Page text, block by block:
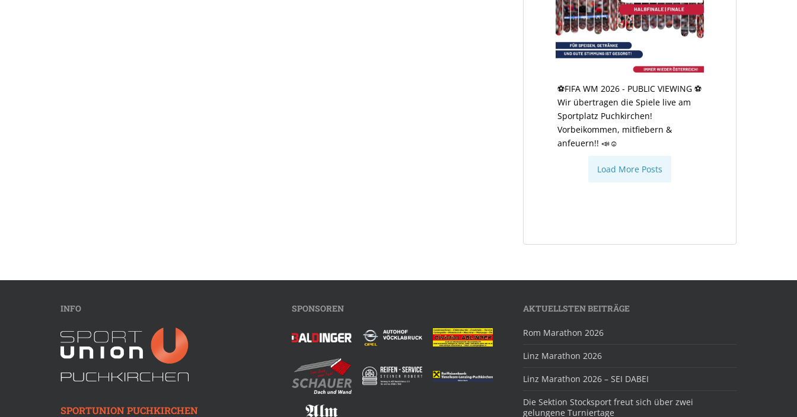
⚽️FIFA WM 2026 - PUBLIC VIEWING ⚽️
Wir übertragen die Spiele live am
Sportplatz Puchkirchen!
Vorbeikommen, mitfiebern &
anfeuern!! 📣☺️
Load More Posts
INFO
SPORTUNION PUCHKIRCHEN
SPONSOREN AKTUELLSTEN BEITRÄGE
Rom Marathon 2026
Linz Marathon 2026
Linz Marathon 2026 – SEI DABEI
Die Sektion Stocksport freut sich über zwei
gelungene Turniertage